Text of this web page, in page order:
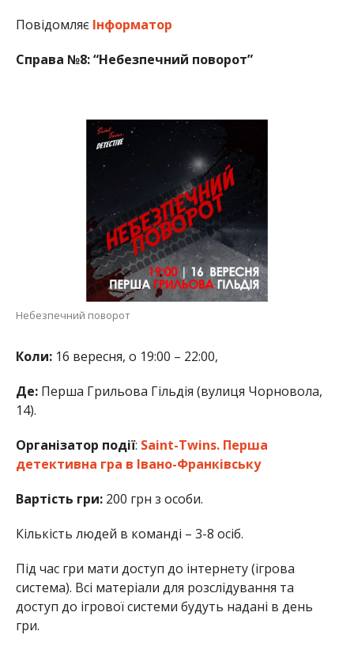
Повідомляє Інформатор
Справа №8: “Небезпечний поворот”
Небезпечний поворот
Коли:16 вересня, о 19:00 – 22:00,
Де:Перша Грильова Гільдія (вулиця Чорновола,
14).
Організатор події: Saint-Twins. Перша
детективна гра в Івано-Франківську
Вартість гри:200 грн з особи.
Кількість людей в команді – 3-8 осіб.
Під час гри мати доступ до інтернету (ігрова
система). Всі матеріали для розслідування та
доступ до ігрової системи будуть надані в день
гри.